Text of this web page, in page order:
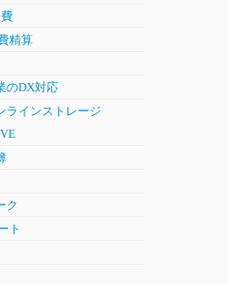
精算
のDX対応
ラインストレージ
ク
ト